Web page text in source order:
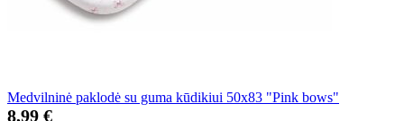
Medvilninė paklodė su guma kūdikiui 50x83 "Pink bows"
8,99 €